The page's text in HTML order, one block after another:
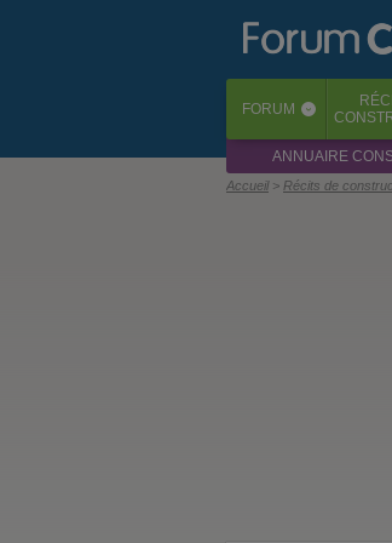
FORUM ‹
ANNUAIRE
Accueil Récits de